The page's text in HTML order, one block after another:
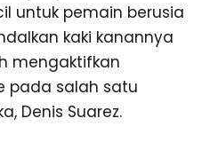
untuk pemain berusia
kaki kanannya
mengaktifkan
pada salah satu
Denis Suarez.